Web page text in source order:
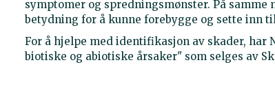
symptomer og spredningsmønster. På
betydning for å kunne forebygge og sette inn
For å hjelpe med identifikasjon av skader, har
biotiske og abiotiske årsaker" som selges av